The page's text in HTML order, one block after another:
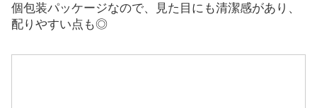
個包装パッケージなので、見た目にも清潔感があり、
配りやすい点も◎